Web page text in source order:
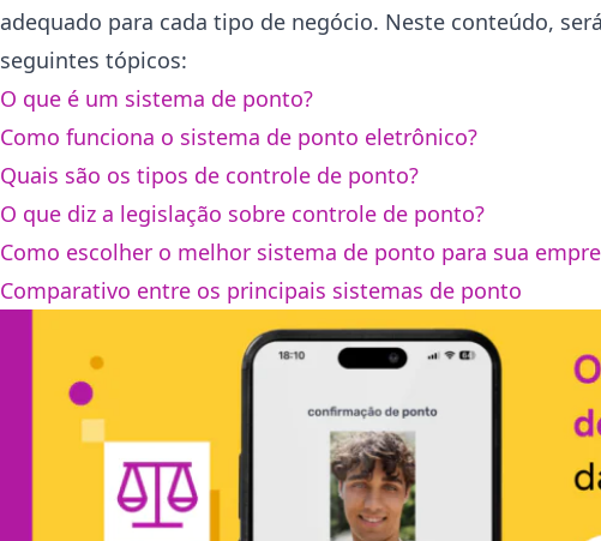
adequado para cada tipo de negócio. Neste conteúdo,
seguintes tópicos:
O que é um sistema de ponto?
Como funciona o sistema de ponto eletrônico?
Quais são os tipos de controle de ponto?
O que diz a legislação sobre controle de ponto?
Como escolher o melhor sistema de ponto para sua
Comparativo entre os principais sistemas de ponto